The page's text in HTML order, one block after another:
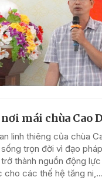
mái chùa Cao
linh thiêng của chùa
trọn đời vì đạo
thành nguồn động
cho các thế hệ tăng ni,...